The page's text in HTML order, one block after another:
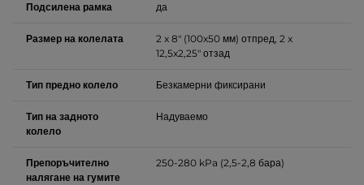
Подсилена рамка да
Размер на колелата
2 x 8" (100x50 мм) отпред, 2 x
12,5x2,25" отзад
Тип предно колело Безкамерни фиксирани
Тип на задното
колело
Надуваемо
Препоръчително
налягане на гумите
250-280 kPa (2,5-2,8 бара)